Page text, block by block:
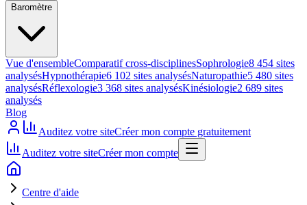
Baromètre
Vue d'ensembleComparatif cross-disciplinesSophrologie8 454 sites
analysésHypnothérapie6 102 sites analysésNaturopathie5 480 sites
analysésRéflexologie3 368 sites analysésKinésiologie2 689 sites
analysés
Blog
Auditez votre siteCréer mon compte gratuitement
Auditez votre siteCréer mon compte
Centre d'aide